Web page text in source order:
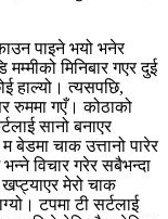
पाइने भयो भनेर
मिनिबार गएर दुई
हाल्यो। त्यसपछि,
रुममा गएँ। कोठाको
सानो बनाएर
बेडमा चाक उत्तानो पारेर
विचार गरेर सबैभन्दा
मेरो चाक
टपमा टी सर्टलाई